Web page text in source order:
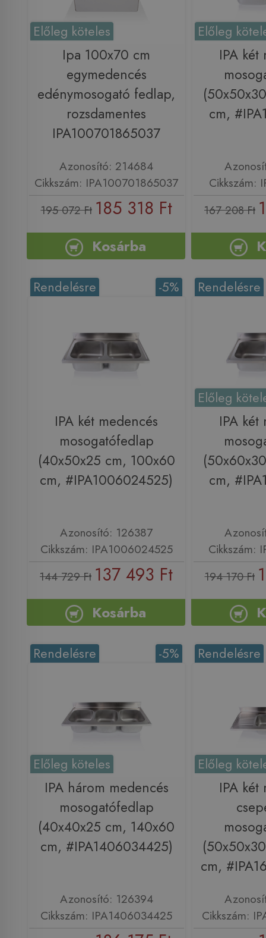
Előleg köteles
Ipa 100x70 cm
egymedencés
edénymosogató fedlap,
rozsdamentes
IPA100701865037
Azonosító: 214684
Cikkszám: IPA100701865037
195 072 Ft 185 318 Ft
Kosárba
Előleg
IPA két
cm,
Cikkszám:
167 208 Ft
-5%
Rendelésre
IPA két medencés
mosogatófedlap
(40x50x25 cm, 100x60
cm, #IPA1006024525)
Azonosító: 126387
Cikkszám: IPA1006024525
144 729 Ft 137 493 Ft
Kosárba
Rendelésre
Előleg
IPA két
cm,
Cikkszám:
194 170 Ft
-5%
Rendelésre
Előleg köteles
IPA három medencés
mosogatófedlap
(40x40x25 cm, 140x60
cm, #IPA1406034425)
Azonosító: 126394
Cikkszám: IPA1406034425
Rendelésre
Előleg
IPA két
cm,
Cikkszám: